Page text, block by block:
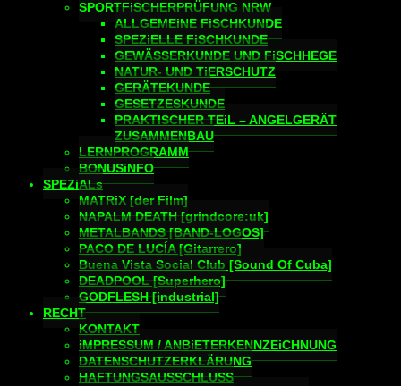
SPORTFiSCHERPRÜFUNG NRW
ALLGEMEiNE FiSCHKUNDE
SPEZiELLE FiSCHKUNDE
GEWÄSSERKUNDE UND FiSCHHEGE
NATUR- UND TiERSCHUTZ
GERÄTEKUNDE
GESETZESKUNDE
PRAKTISCHER TEiL – ANGELGERÄT
ZUSAMMENBAU
LERNPROGRAMM
BONUSiNFO
SPEZiALs
MATRiX [der Film]
NAPALM DEATH [grindcore:uk]
METALBANDS [BAND-LOGOS]
PACO DE LUCÍA [Gitarrero]
Buena Vista Social Club [Sound Of Cuba]
DEADPOOL [Superhero]
GODFLESH [industrial]
RECHT
KONTAKT
iMPRESSUM / ANBiETERKENNZEiCHNUNG
DATENSCHUTZERKLÄRUNG
HAFTUNGSAUSSCHLUSS